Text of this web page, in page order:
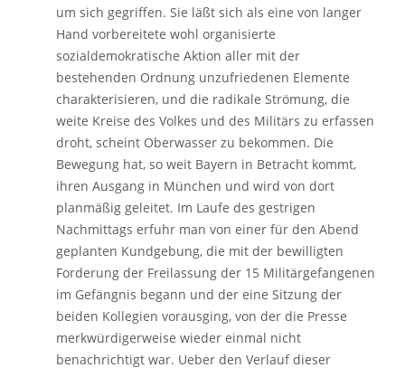
um sich gegriffen. Sie läßt sich als eine von langer
Hand vorbereitete wohl organisierte
sozialdemokratische Aktion aller mit der
bestehenden Ordnung unzufriedenen Elemente
charakterisieren, und die radikale Strömung, die
weite Kreise des Volkes und des Militärs zu erfassen
droht, scheint Oberwasser zu bekommen. Die
Bewegung hat, so weit Bayern in Betracht kommt,
ihren Ausgang in München und wird von dort
planmäßig geleitet. Im Laufe des gestrigen
Nachmittags erfuhr man von einer für den Abend
geplanten Kundgebung, die mit der bewilligten
Forderung der Freilassung der 15 Militärgefangenen
im Gefängnis begann und der eine Sitzung der
beiden Kollegien vorausging, von der die Presse
merkwürdigerweise wieder einmal nicht
benachrichtigt war. Ueber den Verlauf dieser